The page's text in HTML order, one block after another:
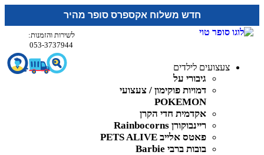
חדש משלוח אקספרס סופר מהיר
לשירות והזמנות:
053-3737944
צעצועים לילדים
גיבורי על
דמויות פוקימון / צעצועי
POKEMON
אקדמית חדי הקרן
ריינבוקורן Rainbocorns
פאטס אלייב PETS ALIVE
בובות ברבי Barbie